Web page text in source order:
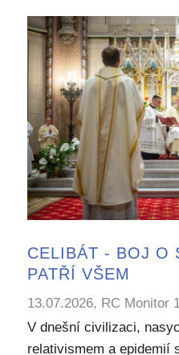
CELIBÁT - BOJ O
PATŘÍ VŠEM
13.07.2026, RC Monitor
V dnešní civilizaci,
relativismem a epidemií